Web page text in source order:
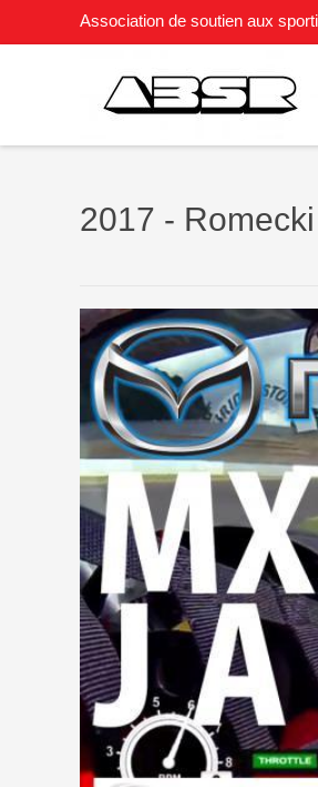
Association de soutien aux
2017 -